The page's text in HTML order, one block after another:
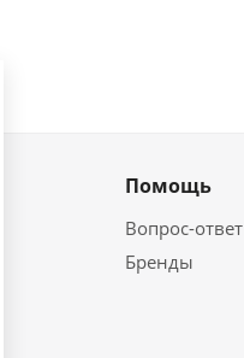
Помощь
Вопрос-ответ
Бренды